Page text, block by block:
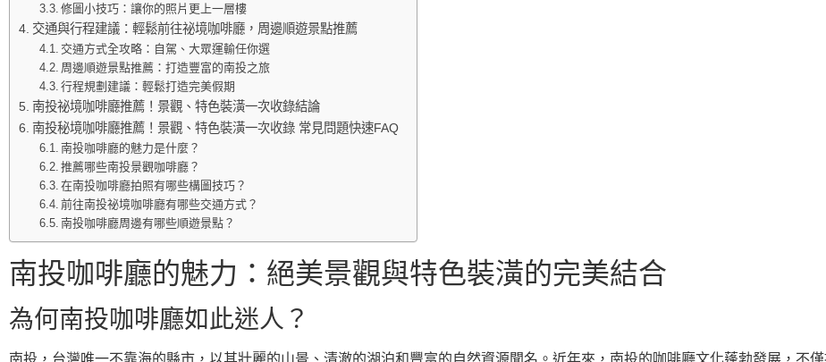
修圖小技巧：讓你的照片更上一層樓
交通與行程建議：輕鬆前往祕境咖啡廳，周邊順遊景點推薦
交通方式全攻略：自駕、大眾運輸任你選
周邊順遊景點推薦：打造豐富的南投之旅
行程規劃建議：輕鬆打造完美假期
南投祕境咖啡廳推薦！景觀、特色裝潢一次收錄結論
南投秘境咖啡廳推薦！景觀、特色裝潢一次收錄 常見問題快速FAQ
南投咖啡廳的魅力是什麼？
推薦哪些南投景觀咖啡廳？
在南投咖啡廳拍照有哪些構圖技巧？
前往南投祕境咖啡廳有哪些交通方式？
南投咖啡廳周邊有哪些順遊景點？
南投咖啡廳的魅力：絕美景觀與特色裝潢的完美結合
為何南投咖啡廳如此迷人？
南投，台灣唯一不靠海的縣市，以其壯麗的山景、清澈的湖泊和豐富的自然資源聞名。近年來，南投的咖啡廳文化蓬勃發展，不